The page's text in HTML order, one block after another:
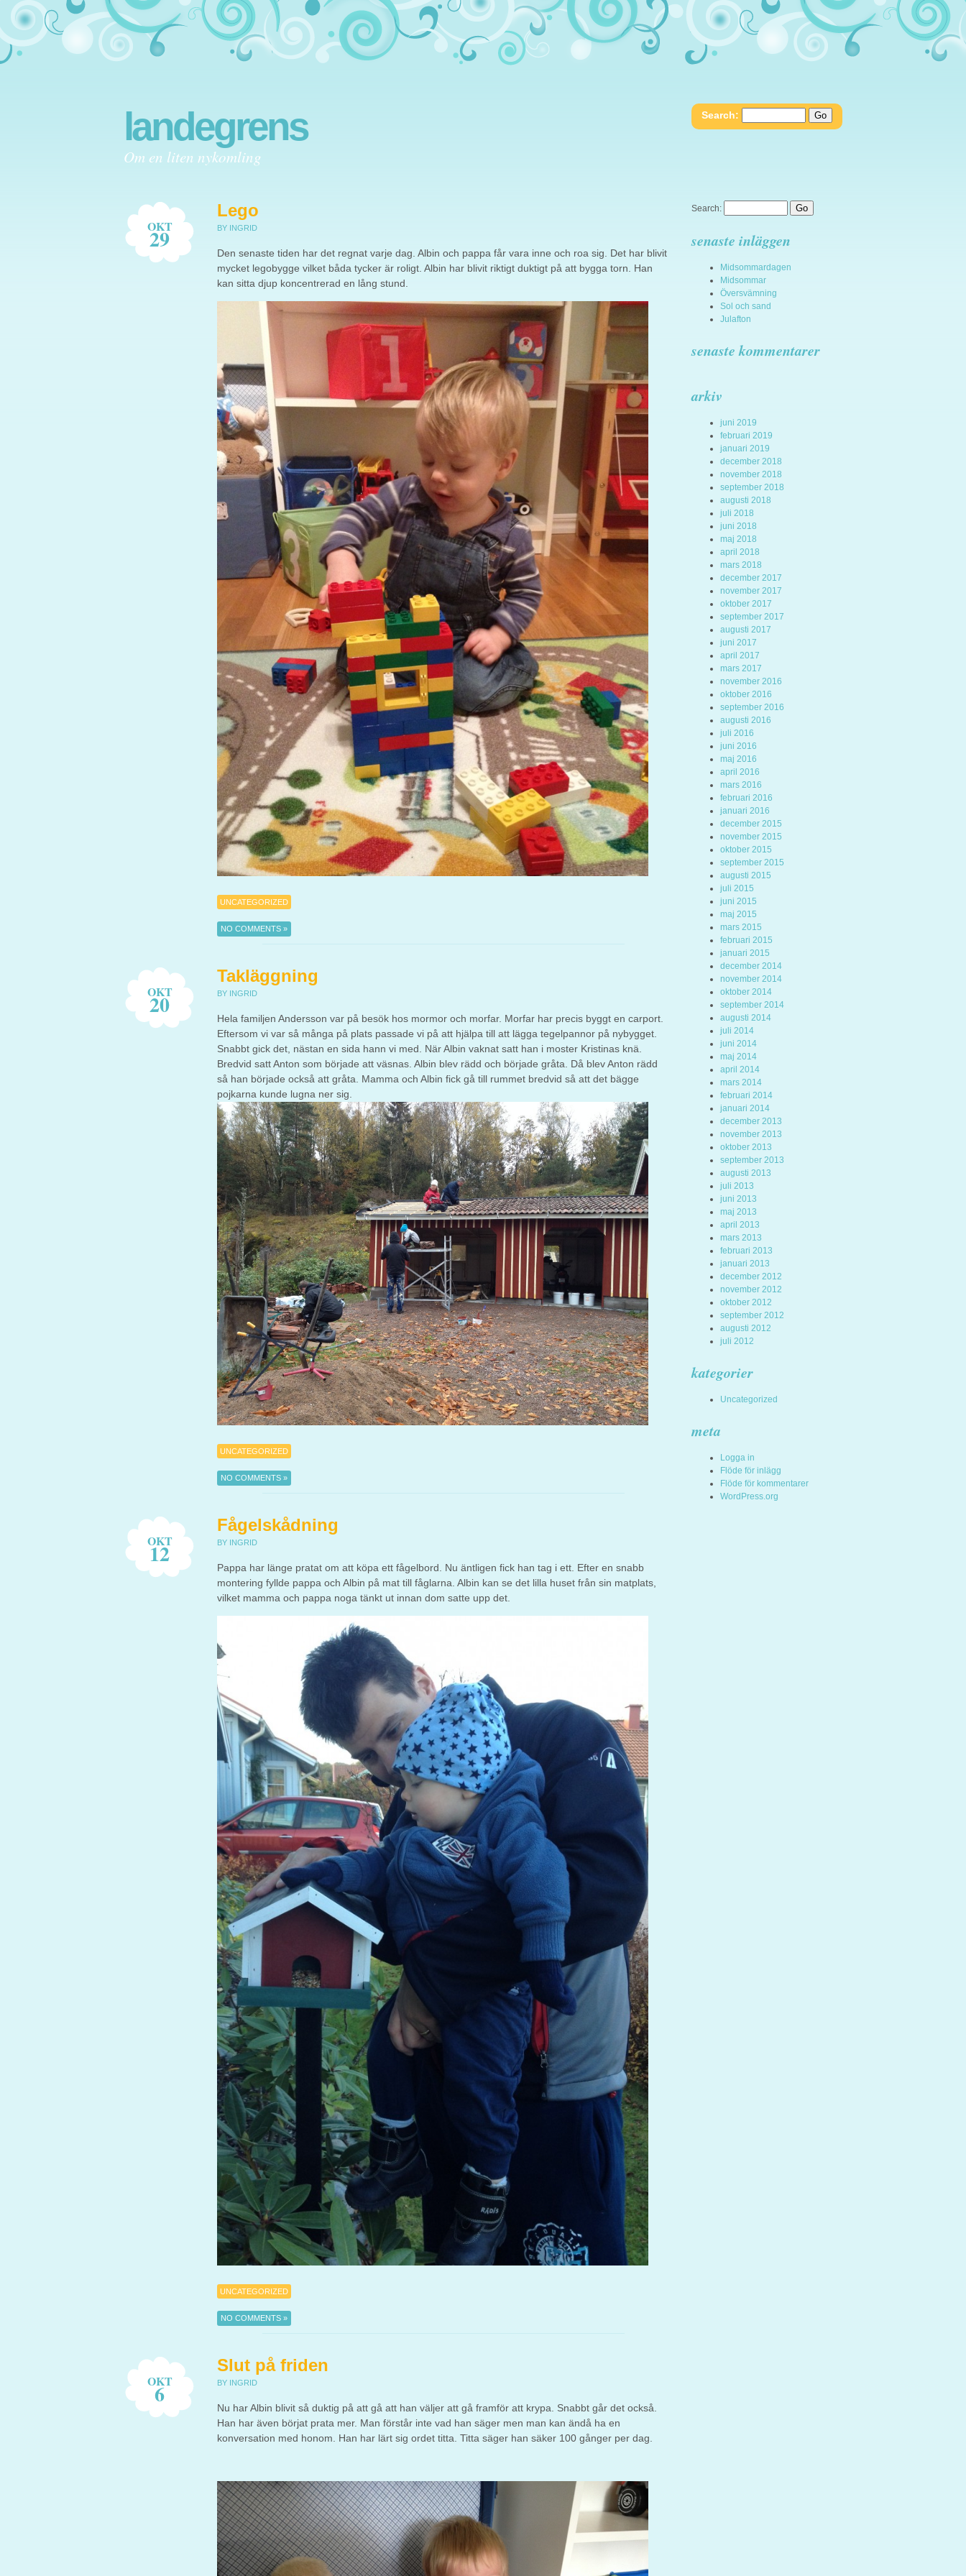
landegrens Search:
Om en liten nykomling
OKT
29
Lego
BY INGRID
Den senaste tiden har det regnat varje dag. Albin och pappa får vara inne och roa sig. Det har blivit
mycket legobygge vilket båda tycker är roligt. Albin har blivit riktigt duktigt på att bygga torn. Han
kan sitta djup koncentrerad en lång stund.
UNCATEGORIZED
NO COMMENTS »
OKT
20
Takläggning
BY INGRID
Hela familjen Andersson var på besök hos mormor och morfar. Morfar har precis byggt en carport.
Eftersom vi var så många på plats passade vi på att hjälpa till att lägga tegelpannor på nybygget.
Snabbt gick det, nästan en sida hann vi med. När Albin vaknat satt han i moster Kristinas knä.
Bredvid satt Anton som började att väsnas. Albin blev rädd och började gråta. Då blev Anton rädd
så han började också att gråta. Mamma och Albin fick gå till rummet bredvid så att det bägge
pojkarna kunde lugna ner sig.
UNCATEGORIZED
NO COMMENTS »
OKT
12
Fågelskådning
BY INGRID
Pappa har länge pratat om att köpa ett fågelbord. Nu äntligen fick han tag i ett. Efter en snabb
montering fyllde pappa och Albin på mat till fåglarna. Albin kan se det lilla huset från sin matplats,
vilket mamma och pappa noga tänkt ut innan dom satte upp det.
UNCATEGORIZED
NO COMMENTS »
OKT
6
Slut på friden
BY INGRID
Nu har Albin blivit så duktig på att gå att han väljer att gå framför att krypa. Snabbt går det också.
Han har även börjat prata mer. Man förstår inte vad han säger men man kan ändå ha en
konversation med honom. Han har lärt sig ordet titta. Titta säger han säker 100 gånger per dag.
Search:
senaste inläggen
Midsommardagen
Midsommar
Översvämning
Sol och sand
Julafton
senaste kommentarer
arkiv
juni 2019
februari 2019
januari 2019
december 2018
november 2018
september 2018
augusti 2018
juli 2018
juni 2018
maj 2018
april 2018
mars 2018
december 2017
november 2017
oktober 2017
september 2017
augusti 2017
juni 2017
april 2017
mars 2017
november 2016
oktober 2016
september 2016
augusti 2016
juli 2016
juni 2016
maj 2016
april 2016
mars 2016
februari 2016
januari 2016
december 2015
november 2015
oktober 2015
september 2015
augusti 2015
juli 2015
juni 2015
maj 2015
mars 2015
februari 2015
januari 2015
december 2014
november 2014
oktober 2014
september 2014
augusti 2014
juli 2014
juni 2014
maj 2014
april 2014
mars 2014
februari 2014
januari 2014
december 2013
november 2013
oktober 2013
september 2013
augusti 2013
juli 2013
juni 2013
maj 2013
april 2013
mars 2013
februari 2013
januari 2013
december 2012
november 2012
oktober 2012
september 2012
augusti 2012
juli 2012
kategorier
Uncategorized
meta
Logga in
Flöde för inlägg
Flöde för kommentarer
WordPress.org